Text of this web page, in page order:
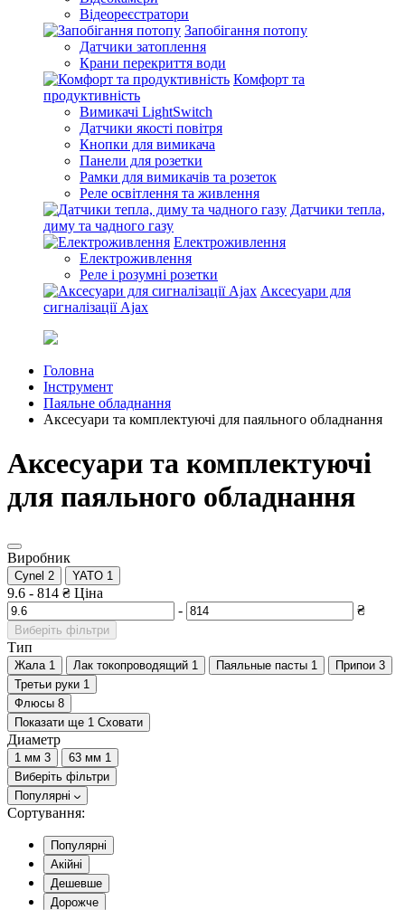
Відеореєстратори
Запобігання потопу
Датчики затоплення
Крани перекриття води
Комфорт та
продуктивність
Вимикачі LightSwitch
Датчики якості повітря
Кнопки для вимикача
Панели для розетки
Рамки для вимикачів та розеток
Реле освітлення та живлення
Датчики тепла,
диму та чадного газу
Електроживлення
Електроживлення
Реле і розумні розетки
Аксесуари для
сигналізації Ajax
Головна
Інструмент
Паяльне обладнання
Аксесуари та комплектуючі для паяльного обладнання
Аксесуари та комплектуючі
для паяльного обладнання
Виробник
Cynel 2 YATO 1
9.6 - 814 ₴ Ціна
-
₴
Виберіть фільтри
Тип
Жала 1 Лак токопроводящий 1 Паяльные пасты 1 Припои 3
Третьи руки 1
Флюсы 8
Показати ще 1 Сховати
Диаметр
1 мм 3 63 мм 1
Виберіть фільтри
Популярні
Сортування:
Популярні
Акійні
Дешевше
Дорожче